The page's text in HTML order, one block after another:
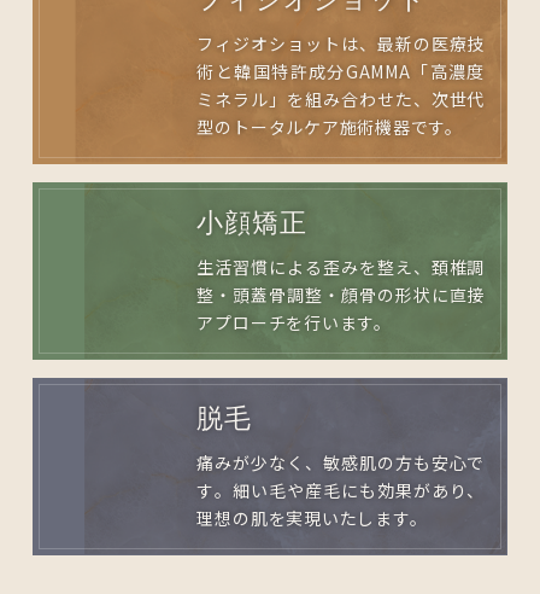
フィジオショットは、最新の医療技
術と韓国特許成分GAMMA「高濃度
ミネラル」を組み合わせた、次世代
型のトータルケア施術機器です。
小顔矯正
生活習慣による歪みを整え、頚椎調
整・頭蓋骨調整・顔骨の形状に直接
アプローチを行います。
脱毛
痛みが少なく、敏感肌の方も安心で
す。細い毛や産毛にも効果があり、
理想の肌を実現いたします。